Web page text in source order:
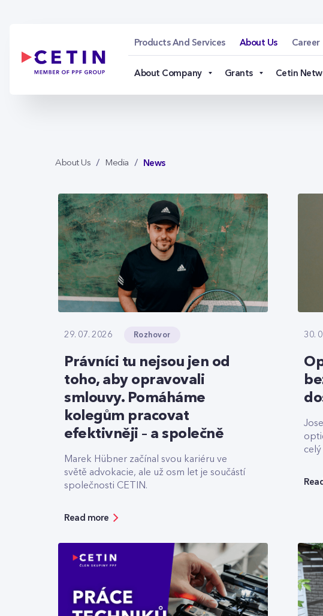
Products And Services About Us
About Company Grants Cetin
Career
About Us Media News
29. 07. 2026 Rozhovor
Právníci tu nejsou jen od
toho, aby opravovali
smlouvy. Pomáháme
kolegům pracovat
efektivněji – a společně
Marek Hübner začínal svou kariéru ve
světě advokacie, ale už osm let je součástí
společnosti CETIN.
Read more
30.